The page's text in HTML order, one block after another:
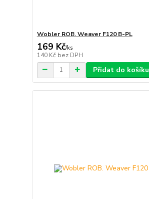
Wobler ROB. Weaver F120 B-PL
169 Kč/ks
140 Kč bez DPH
Přidat do košíku